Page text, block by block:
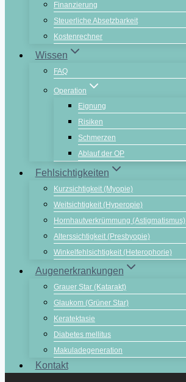
Finanzierung
Steuerliche Absetzbarkeit
Kostenrechner
Wissen
FAQ
Operation
Eignung
Risiken
Schmerzen
Ablauf der OP
Fehlsichtigkeiten
Kurzsichtigkeit (Myopie)
Weitsichtigkeit (Hyperopie)
Hornhautverkrümmung (Astigmatismus)
Alterssichtigkeit (Presbyopie)
Winkelfehlsichtigkeit (Heterophorie)
Augenerkrankungen
Grauer Star (Katarakt)
Glaukom (Grüner Star)
Keratektasie
Diabetes mellitus
Makuladegeneration
Kontakt